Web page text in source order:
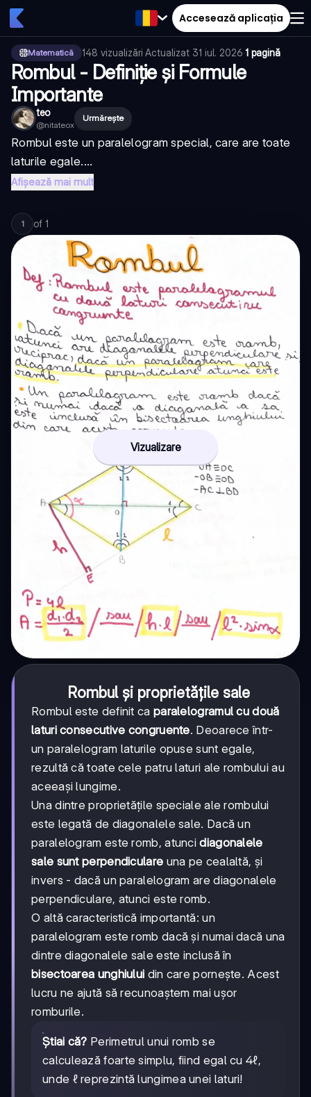
Accesează aplicația
Matematică 148 vizualizări·Actualizat 31 iul. 2026·1 pagină
Rombul - Definiție și Formule
Importante
teo
@nitateox
Urmărește
Rombul este un paralelogram special, care are toate
laturile egale....
Afișează mai mult
1 of 1
Vizualizare
Rombul și proprietățile sale
Rombul este definit ca paralelogramul cu două
laturi consecutive congruente. Deoarece într-
un paralelogram laturile opuse sunt egale,
rezultă că toate cele patru laturi ale rombului au
aceeași lungime.
Una dintre proprietățile speciale ale rombului
este legată de diagonalele sale. Dacă un
paralelogram este romb, atuncidiagonalele
sale sunt perpendiculare una pe cealaltă, și
invers - dacă un paralelogram are diagonalele
perpendiculare, atunci este romb.
O altă caracteristică importantă: un
paralelogram este romb dacă și numai dacă una
dintre diagonalele sale este inclusă în
bisectoarea unghiului din care pornește. Acest
lucru ne ajută să recunoaștem mai ușor
romburile.
Știai că? Perimetrul unui romb se
calculează foarte simplu, fiind egal cu 4ℓ,
unde ℓ reprezintă lungimea unei laturi!